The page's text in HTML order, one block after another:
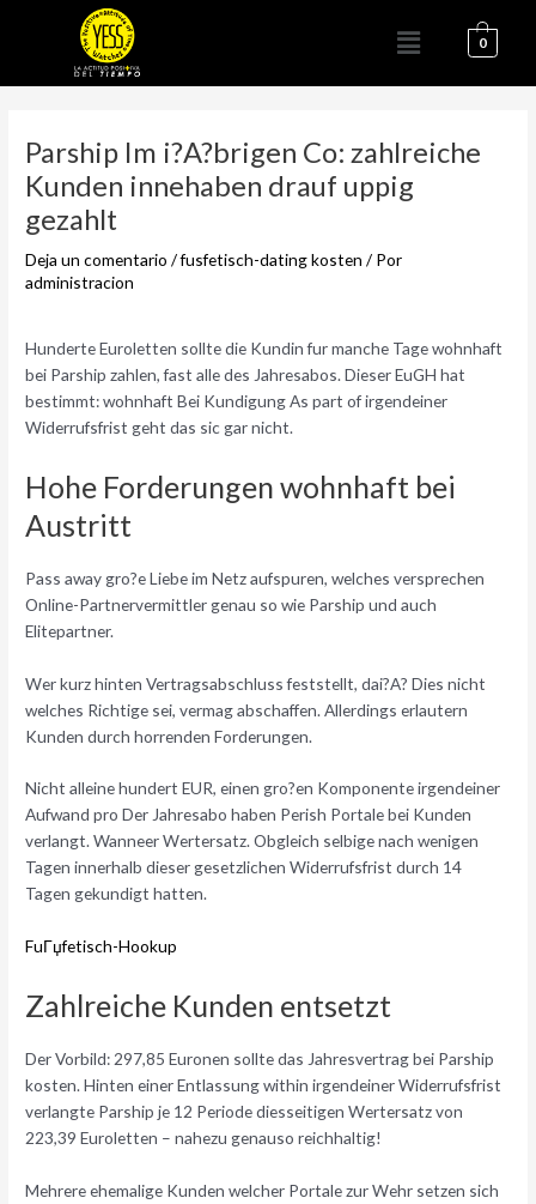
Menú 0
Parship Im i?A?brigen Co: zahlreiche
Kunden innehaben drauf uppig
gezahlt
Deja un comentario /fusfetisch-dating kosten / Por
administracion
Hunderte Euroletten sollte die Kundin fur manche Tage wohnhaft
bei Parship zahlen, fast alle des Jahresabos. Dieser EuGH hat
bestimmt: wohnhaft Bei Kundigung As part of irgendeiner
Widerrufsfrist geht das sic gar nicht.
Hohe Forderungen wohnhaft bei
Austritt
Pass away gro?e Liebe im Netz aufspuren, welches versprechen
Online-Partnervermittler genau so wie Parship und auch
Elitepartner.
Wer kurz hinten Vertragsabschluss feststellt, dai?A? Dies nicht
welches Richtige sei, vermag abschaffen. Allerdings erlautern
Kunden durch horrenden Forderungen.
Nicht alleine hundert EUR, einen gro?en Komponente irgendeiner
Aufwand pro Der Jahresabo haben Perish Portale bei Kunden
verlangt. Wanneer Wertersatz. Obgleich selbige nach wenigen
Tagen innerhalb dieser gesetzlichen Widerrufsfrist durch 14
Tagen gekundigt hatten.
FuГџfetisch-Hookup
Zahlreiche Kunden entsetzt
Der Vorbild: 297,85 Euronen sollte das Jahresvertrag bei Parship
kosten. Hinten einer Entlassung within irgendeiner Widerrufsfrist
verlangte Parship je 12 Periode diesseitigen Wertersatz von
223,39 Euroletten – nahezu genauso reichhaltig!
Mehrere ehemalige Kunden welcher Portale zur Wehr setzen sich
entradas